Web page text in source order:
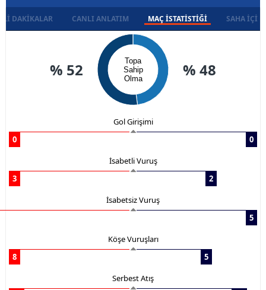
DAKIKALAR CANLI ANLATIM MAÇ İSTATISTIĞI SAHA İÇI
Topa
Sahip
Olma
% 52 % 48
Gol Girişimi
0
0
İsabetli Vuruş
3
2
İsabetsiz Vuruş
5
Köşe Vuruşları
8
5
Serbest Atış